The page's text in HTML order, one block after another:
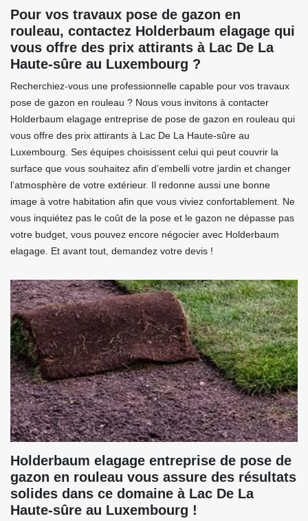
Pour vos travaux pose de gazon en
rouleau, contactez Holderbaum elagage qui
vous offre des prix attirants à Lac De La
Haute-sûre au Luxembourg ?
Recherchiez-vous une professionnelle capable pour vos travaux
pose de gazon en rouleau ? Nous vous invitons à contacter
Holderbaum elagage entreprise de pose de gazon en rouleau qui
vous offre des prix attirants à Lac De La Haute-sûre au
Luxembourg. Ses équipes choisissent celui qui peut couvrir la
surface que vous souhaitez afin d’embelli votre jardin et changer
l’atmosphère de votre extérieur. Il redonne aussi une bonne
image à votre habitation afin que vous viviez confortablement. Ne
vous inquiétez pas le coût de la pose et le gazon ne dépasse pas
votre budget, vous pouvez encore négocier avec Holderbaum
elagage. Et avant tout, demandez votre devis !
Holderbaum elagage entreprise de pose de
gazon en rouleau vous assure des résultats
solides dans ce domaine à Lac De La
Haute-sûre au Luxembourg !